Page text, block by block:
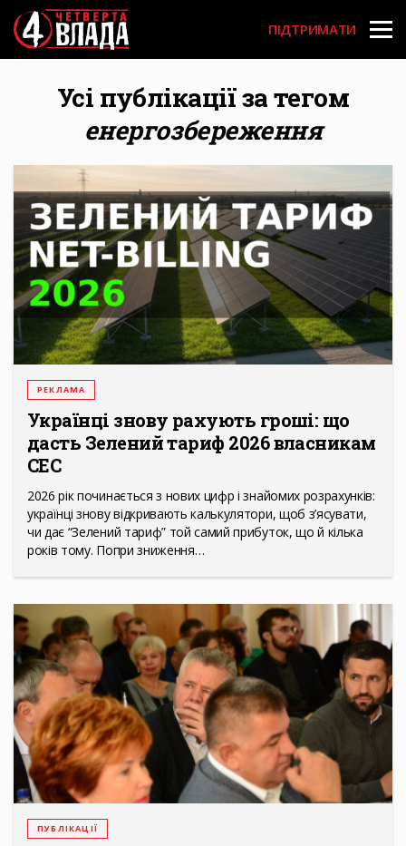
Перейти
до
основного
вмісту
User
account
menu
ПІДТРИМАТИ
Усі публікації за тегом
енергозбереження
РЕКЛАМА
Українці знову рахують гроші: що
дасть Зелений тариф 2026 власникам
СЕС
2026 рік починається з нових цифр і знайомих розрахунків:
українці знову відкривають калькулятори, щоб з’ясувати,
чи дає “Зелений тариф” той самий прибуток, що й кілька
років тому. Попри зниження…
ПУБЛІКАЦІЇ